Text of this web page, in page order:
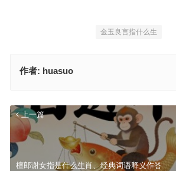
金玉良言指什么生
作者: huasuo
上一篇
檀郎谢女指是什么生肖、经典词语释义作答